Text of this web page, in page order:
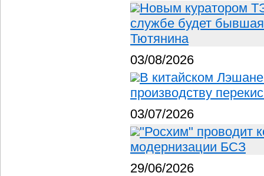
Новым куратором
службе будет
Тютянина
03/08/2026
В китайском
производству
03/07/2026
"Росхим" проводит
модернизации БСЗ
29/06/2026